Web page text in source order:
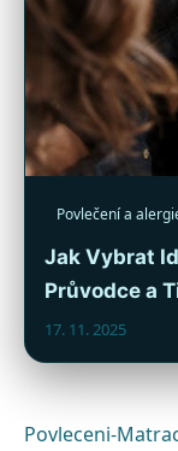
Povlečení a
Jak Vybrat
Průvodce a
17. 11. 2025
Povleceni-